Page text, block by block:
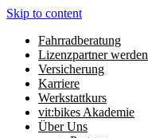
Skip to content
Fahrradberatung
Lizenzpartner werden
Versicherung
Karriere
Werkstattkurs
vit:bikes Akademie
Über Uns